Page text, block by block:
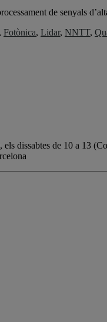
de senyals
, Fotònica, Lidar, NNTT,
dissabtes de 10 a 13